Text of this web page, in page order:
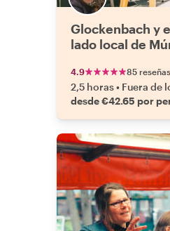
Glockenbach y
lado local de
4.9 85 reseñas
2,5 horas• Fuera de
desde €42.65 por